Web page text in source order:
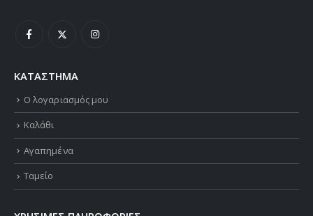
ΚΑΤΑΣΤΗΜΑ
Ο λογαριασμός μου
Καλάθι
Αγαπημένα
Ταμείο